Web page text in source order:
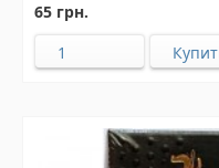
65 грн.